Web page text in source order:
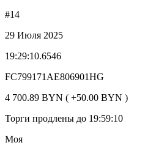
#14
29 Июля 2025
19:29:10.6546
FC799171AE806901HG
4 700.89 BYN ( +50.00 BYN )
Торги продлены до 19:59:10
Моя